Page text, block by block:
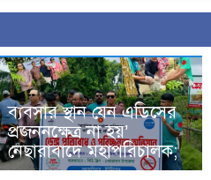
ব্যবসার স্থান যেন এডিসের
প্রজননক্ষেত্র না হয়’
নেছারাবাদে মহাপরিচালক;